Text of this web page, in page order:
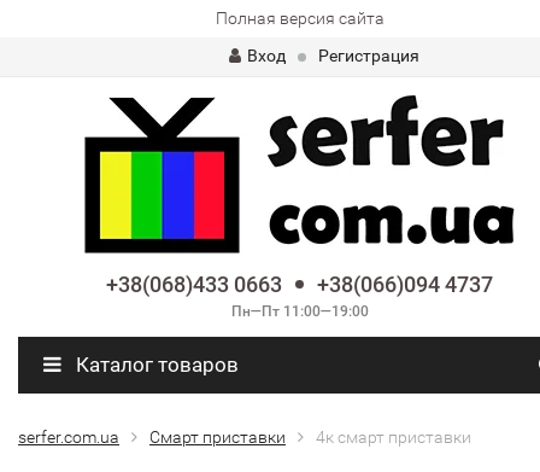
Полная версия сайта
Вход
Регистрация
+38(068)433 0663 +38(066)094 4737
Пн—Пт 11:00—19:00
Каталог товаров
serfer.com.ua Смарт приставки 4к смарт приставки